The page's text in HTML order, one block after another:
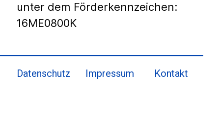
unter dem Förderkennzeichen:
16ME0800K
Datenschutz Impressum Kontakt